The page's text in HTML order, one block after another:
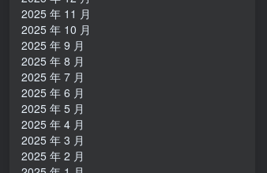
2025 年 11 月
2025 年 10 月
2025 年 9 月
2025 年 8 月
2025 年 7 月
2025 年 6 月
2025 年 5 月
2025 年 4 月
2025 年 3 月
2025 年 2 月